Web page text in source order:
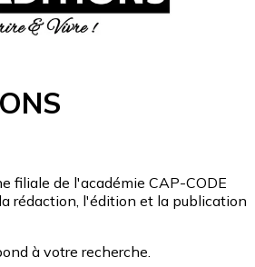
filiale de l'académie CAP-CODE
rédaction, l'édition et la publication
à votre recherche.